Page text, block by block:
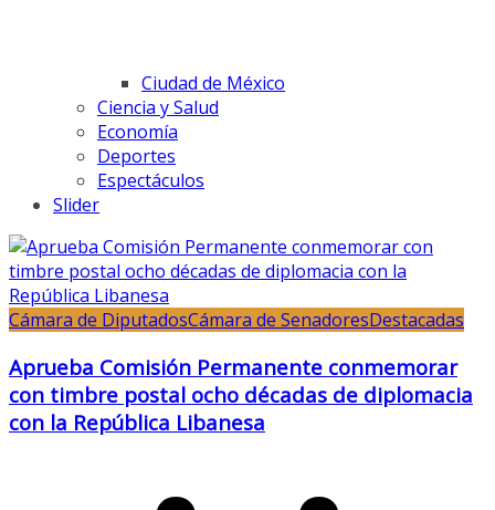
Ciudad de México
Ciencia y Salud
Economía
Deportes
Espectáculos
Slider
Cámara de DiputadosCámara de SenadoresDestacadas
Aprueba Comisión Permanente conmemorar
con timbre postal ocho décadas de diplomacia
con la República Libanesa